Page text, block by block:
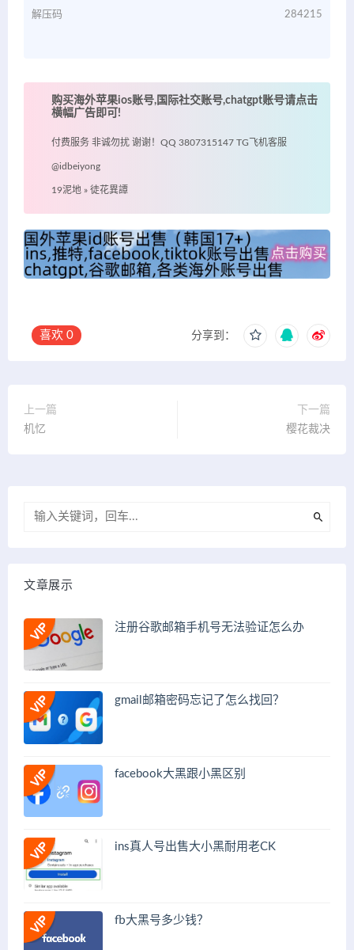
解压码 284215
购买海外苹果ios账号,国际社交账号,chatgpt账号请点击
横幅广告即可!
付费服务 非诚勿扰 谢谢！QQ 3807315147 TG飞机客服
@idbeiyong
19泥地 » 徒花異譚
喜欢 0 分享到：
上一篇
机忆
下一篇
樱花裁决
文章展示
注册谷歌邮箱手机号无法验证怎么办
gmail邮箱密码忘记了怎么找回？
facebook大黑跟小黑区别
ins真人号出售大小黑耐用老CK
fb大黑号多少钱？